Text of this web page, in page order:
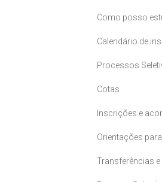
Como posso
Calendário de
Processos
Cotas
Inscrições e
Orientações
Transferências